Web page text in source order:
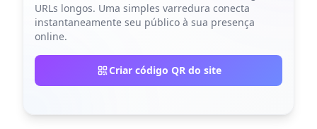
URLs longos. Uma simples varredura conecta
instantaneamente seu público à sua presença
online.
Criar código QR do site